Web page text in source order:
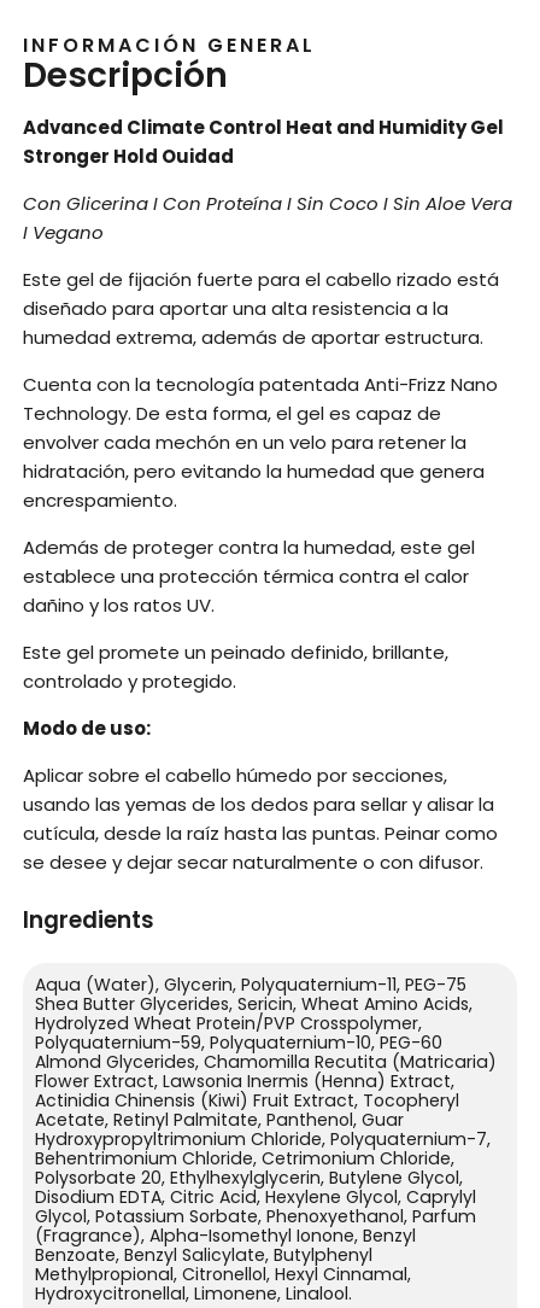
INFORMACIÓN GENERAL
Descripción
Advanced Climate Control Heat and Humidity Gel
Stronger Hold Ouidad
Con Glicerina I Con Proteína I Sin Coco I Sin Aloe Vera
I Vegano
Este gel de fijación fuerte para el cabello rizado está
diseñado para aportar una alta resistencia a la
humedad extrema, además de aportar estructura.
Cuenta con la tecnología patentada Anti-Frizz Nano
Technology. De esta forma, el gel es capaz de
envolver cada mechón en un velo para retener la
hidratación, pero evitando la humedad que genera
encrespamiento.
Además de proteger contra la humedad, este gel
establece una protección térmica contra el calor
dañino y los ratos UV.
Este gel promete un peinado definido, brillante,
controlado y protegido.
Modo de uso:
Aplicar sobre el cabello húmedo por secciones,
usando las yemas de los dedos para sellar y alisar la
cutícula, desde la raíz hasta las puntas. Peinar como
se desee y dejar secar naturalmente o con difusor.
Ingredients
Aqua (Water), Glycerin, Polyquaternium-11, PEG-75
Shea Butter Glycerides, Sericin, Wheat Amino Acids,
Hydrolyzed Wheat Protein/PVP Crosspolymer,
Polyquaternium-59, Polyquaternium-10, PEG-60
Almond Glycerides, Chamomilla Recutita (Matricaria)
Flower Extract, Lawsonia Inermis (Henna) Extract,
Actinidia Chinensis (Kiwi) Fruit Extract, Tocopheryl
Acetate, Retinyl Palmitate, Panthenol, Guar
Hydroxypropyltrimonium Chloride, Polyquaternium-7,
Behentrimonium Chloride, Cetrimonium Chloride,
Polysorbate 20, Ethylhexylglycerin, Butylene Glycol,
Disodium EDTA, Citric Acid, Hexylene Glycol, Caprylyl
Glycol, Potassium Sorbate, Phenoxyethanol, Parfum
(Fragrance), Alpha-Isomethyl Ionone, Benzyl
Benzoate, Benzyl Salicylate, Butylphenyl
Methylpropional, Citronellol, Hexyl Cinnamal,
Hydroxycitronellal, Limonene, Linalool.